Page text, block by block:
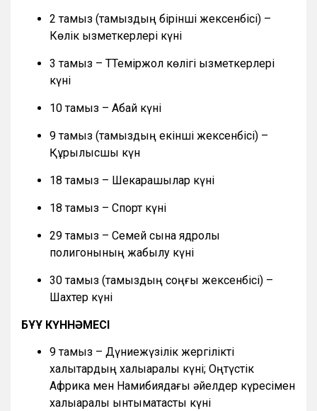
2 тамыз (тамыздың бірінші жексенбісі) –
Көлік қызметкерлері күні
3 тамыз – ТТеміржол көлігі қызметкерлері
күні
10 тамыз – Абай күні
9 тамыз (тамыздың екінші жексенбісі) –
Құрылысшы күн
18 тамыз – Шекарашылар күні
18 тамыз – Спорт күні
29 тамыз – Семей сынақ ядролық
полигонының жабылу күні
30 тамыз (тамыздың соңғы жексенбісі) –
Шахтер күні
БҰҰ КҮННӘМЕСІ
9 тамыз – Дүниежүзілік жергілікті
халықтардың халықаралық күні; Оңтүстік
Африка мен Намибиядағы әйелдер күресімен
халықаралық ынтымақтастық күні